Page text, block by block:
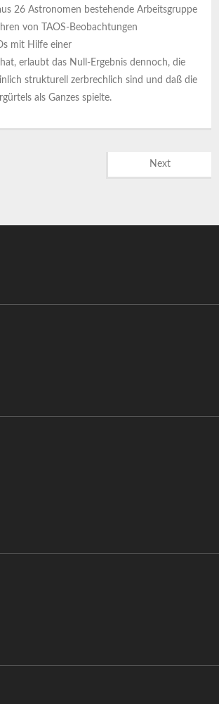
26 Astronomen bestehende Arbeitsgruppe
von TAOS-Beobachtungen
mit Hilfe einer
erlaubt das Null-Ergebnis dennoch, die
strukturell zerbrechlich sind und daß die
als Ganzes spielte.
Next